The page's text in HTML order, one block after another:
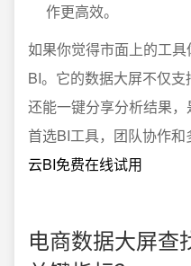
作更高效。
如果你觉得市面上的工
BI。它的数据大屏不仅支
还能一键分享分析结果
首选BI工具，团队协作和
云BI免费在线试用
电商数据大屏查